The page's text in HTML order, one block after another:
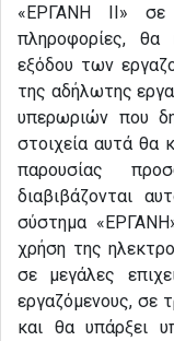
«ΕΡΓΑΝΗ ΙΙ»
πληροφορίες,
εξόδου των
της αδήλωτης
υπερωριών που
στοιχεία αυτά θα
παρουσίας
διαβιβάζονται
σύστημα
χρήση της
σε μεγάλες
εργαζόμενους, σε
και θα υπάρξει